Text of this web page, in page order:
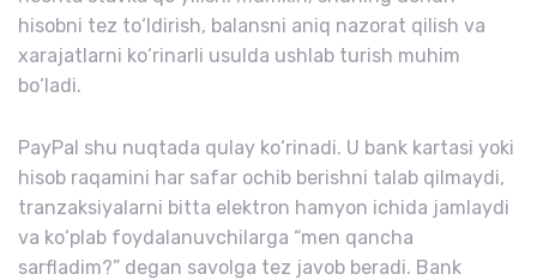
hisobni tez to‘ldirish, balansni aniq nazorat qilish va
xarajatlarni ko‘rinarli usulda ushlab turish muhim
bo‘ladi.
PayPal shu nuqtada qulay ko‘rinadi. U bank kartasi yoki
hisob raqamini har safar ochib berishni talab qilmaydi,
tranzaksiyalarni bitta elektron hamyon ichida jamlaydi
va ko‘plab foydalanuvchilarga “men qancha
sarfladim?” degan savolga tez javob beradi. Bank